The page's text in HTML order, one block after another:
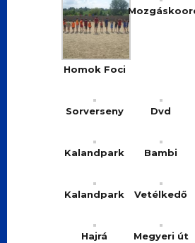
Homok Foci
Sorverseny Dvd
Kalandpark Bambi
Kalandpark Vetélkedő
Hajrá
Megyeri út